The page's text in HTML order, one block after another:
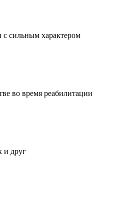
сильным характером
во время реабилитации
и друг